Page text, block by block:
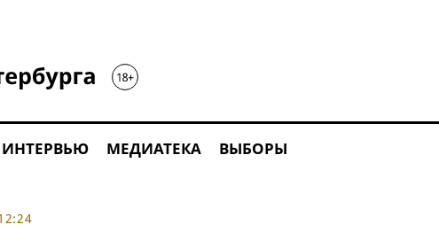
ИНТЕРВЬЮ МЕДИАТЕКА ВЫБОРЫ